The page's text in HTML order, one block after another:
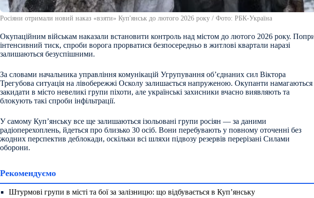
Росіяни отримали новий наказ «взяти» Куп'янськ до лютого 2026 року / Фото: РБК-Україна
Окупаційним військам наказали встановити контроль над містом до лютого 2026 року.
інтенсивний тиск, спроби ворога прорватися безпосередньо в житлові квартали наразі
залишаються безуспішними.
За словами начальника управління комунікацій Угрупування об’єднаних сил Віктора
Трегубова ситуація на лівобережжі Осколу залишається напруженою. Окупанти намагаються
закидати в місто невеликі групи піхоти, але українські захисники вчасно виявляють та
блокують такі спроби інфільтрації.
У самому Куп’янську все ще залишаються ізольовані групи росіян — за даними
радіоперехоплень, йдеться про близько 30 осіб. Вони перебувають у повному оточенні без
жодних перспектив деблокади, оскільки всі шляхи підвозу резервів перерізані Силами
оборони.
Рекомендуємо
Штурмові групи в місті та бої за залізницю: що відбувається в Куп’янську